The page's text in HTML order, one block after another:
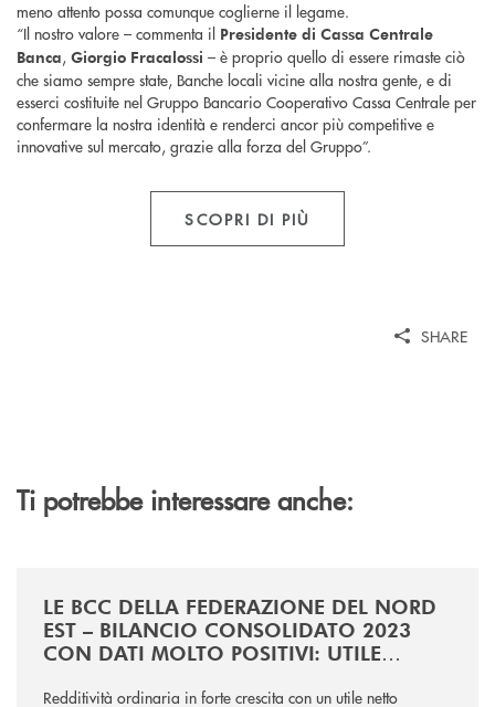
meno attento possa comunque coglierne il legame.
“Il nostro valore – commenta il Presidente di Cassa Centrale
Banca, Giorgio Fracalossi – è proprio quello di essere rimaste ciò
che siamo sempre state, Banche locali vicine alla nostra gente, e di
esserci costituite nel Gruppo Bancario Cooperativo Cassa Centrale per
confermare la nostra identità e renderci ancor più competitive e
innovative sul mercato, grazie alla forza del Gruppo”.
SCOPRI DI PIÙ
SHARE
Ti potrebbe interessare anche:
LE BCC DELLA FEDERAZIONE DEL NORD
EST – BILANCIO CONSOLIDATO 2023
CON DATI MOLTO POSITIVI: UTILE
(+58,5%), PRESTITI A FAMIGLIE E
Redditività ordinaria in forte crescita con un utile netto